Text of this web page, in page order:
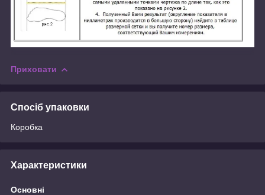
Приховати
Спосіб упаковки
Коробка
Характеристики
Основні